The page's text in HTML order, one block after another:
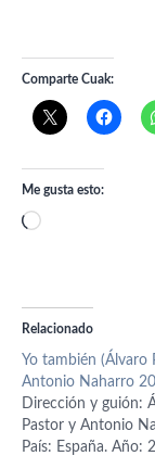
Comparte Cuak:
Me gusta esto:
Cargando...
Relacionado
Yo también (Álvaro
Antonio Naharro
Dirección y guión:
Pastor y Antonio
País: España. Año: